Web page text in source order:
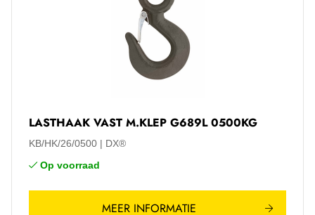
LASTHAAK VAST M.KLEP G689L 0500KG
KB/HK/26/0500
DX®
Op voorraad
MEER INFORMATIE